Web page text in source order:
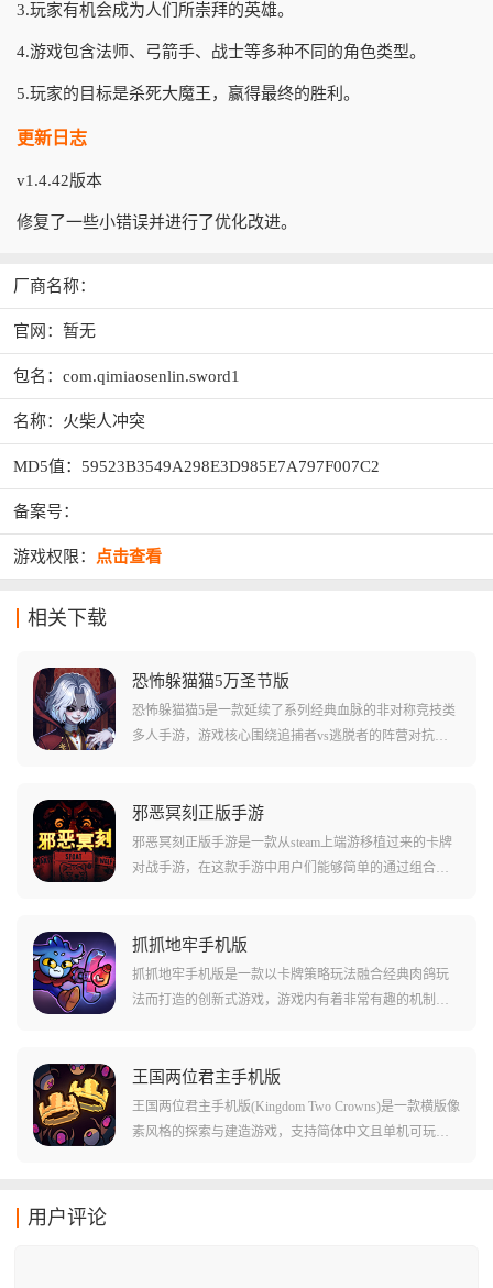
3.玩家有机会成为人们所崇拜的英雄。
4.游戏包含法师、弓箭手、战士等多种不同的角色类型。
5.玩家的目标是杀死大魔王，赢得最终的胜利。
更新日志
v1.4.42版本
修复了一些小错误并进行了优化改进。
厂商名称：
官网：暂无
包名：com.qimiaosenlin.sword1
名称：火柴人冲突
MD5值：59523B3549A298E3D985E7A797F007C2
备案号：
游戏权限： 点击查看
相关下载
恐怖躲猫猫5万圣节版
恐怖躲猫猫5是一款延续了系列经典血脉的非对称竞技类
多人手游，游戏核心围绕追捕者vs逃脱者的阵营对抗展
殿堂中寻找宝石碎片，镶嵌大门逃出生天。
邪恶冥刻正版手游
邪恶冥刻正版手游是一款从steam上端游移植过来的卡牌
对战手游，在这款手游中用户们能够简单的通过组合各
杂的暗黑剧情和可怕的氛围，但是在主体的卡牌游戏玩
法上是一点都不含糊的，不但卡组的配置非常丰富多
样，还能帮助用户们感受到更多有趣的玩法和内容!
抓抓地牢手机版
抓抓地牢手机版是一款以卡牌策略玩法融合经典肉鸽玩
法而打造的创新式游戏，游戏内有着非常有趣的机制设
了，所以想要更好地取得游戏胜利，则是需要一点点抓
娃娃机的技巧了。除此之外，游戏还有着丰富角色和卡
牌提供，在这里有着数十位技能完全不同的角色，这些
王国两位君主手机版
王国两位君主手机版(Kingdom Two Crowns)是一款横版像
素风格的探索与建造游戏，支持简体中文且单机可玩。
用户评论